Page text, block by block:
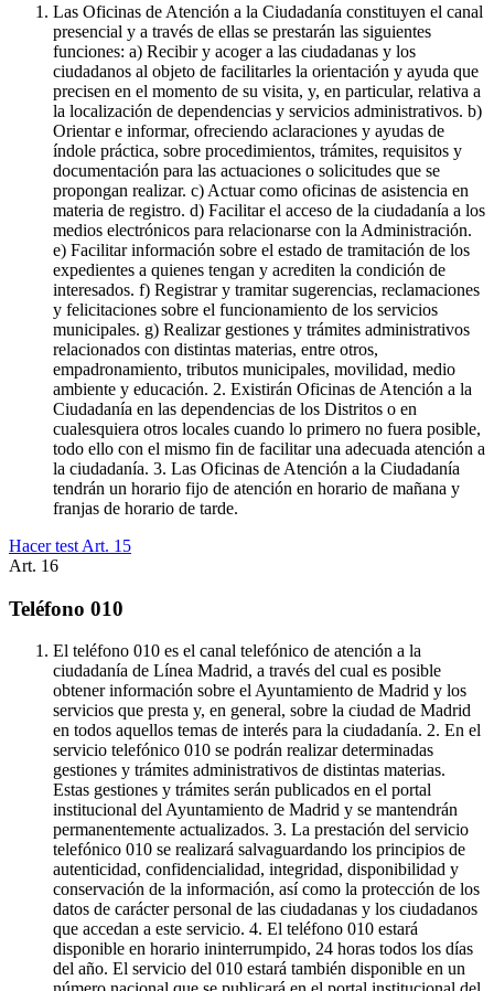
Las Oficinas de Atención a la Ciudadanía constituyen el canal
presencial y a través de ellas se prestarán las siguientes
funciones: a) Recibir y acoger a las ciudadanas y los
ciudadanos al objeto de facilitarles la orientación y ayuda que
precisen en el momento de su visita, y, en particular, relativa a
la localización de dependencias y servicios administrativos. b)
Orientar e informar, ofreciendo aclaraciones y ayudas de
índole práctica, sobre procedimientos, trámites, requisitos y
documentación para las actuaciones o solicitudes que se
propongan realizar. c) Actuar como oficinas de asistencia en
materia de registro. d) Facilitar el acceso de la ciudadanía a los
medios electrónicos para relacionarse con la Administración.
e) Facilitar información sobre el estado de tramitación de los
expedientes a quienes tengan y acrediten la condición de
interesados. f) Registrar y tramitar sugerencias, reclamaciones
y felicitaciones sobre el funcionamiento de los servicios
municipales. g) Realizar gestiones y trámites administrativos
relacionados con distintas materias, entre otros,
empadronamiento, tributos municipales, movilidad, medio
ambiente y educación. 2. Existirán Oficinas de Atención a la
Ciudadanía en las dependencias de los Distritos o en
cualesquiera otros locales cuando lo primero no fuera posible,
todo ello con el mismo fin de facilitar una adecuada atención a
la ciudadanía. 3. Las Oficinas de Atención a la Ciudadanía
tendrán un horario fijo de atención en horario de mañana y
franjas de horario de tarde.
Hacer test Art. 15
Art. 16
Teléfono 010
El teléfono 010 es el canal telefónico de atención a la
ciudadanía de Línea Madrid, a través del cual es posible
obtener información sobre el Ayuntamiento de Madrid y los
servicios que presta y, en general, sobre la ciudad de Madrid
en todos aquellos temas de interés para la ciudadanía. 2. En el
servicio telefónico 010 se podrán realizar determinadas
gestiones y trámites administrativos de distintas materias.
Estas gestiones y trámites serán publicados en el portal
institucional del Ayuntamiento de Madrid y se mantendrán
permanentemente actualizados. 3. La prestación del servicio
telefónico 010 se realizará salvaguardando los principios de
autenticidad, confidencialidad, integridad, disponibilidad y
conservación de la información, así como la protección de los
datos de carácter personal de las ciudadanas y los ciudadanos
que accedan a este servicio. 4. El teléfono 010 estará
disponible en horario ininterrumpido, 24 horas todos los días
del año. El servicio del 010 estará también disponible en un